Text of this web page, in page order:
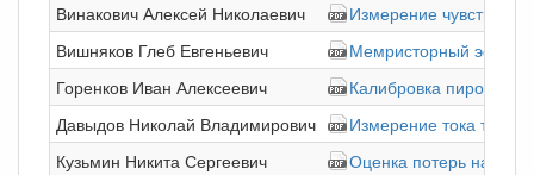
Винакович Алексей Николаевич
Измерение
Вишняков Глеб Евгеньевич
Мемристорный эффект
Горенков Иван Алексеевич
Калибровка
Давыдов Николай Владимирович
Измерение тока
Кузьмин Никита Сергеевич
Оценка потерь на